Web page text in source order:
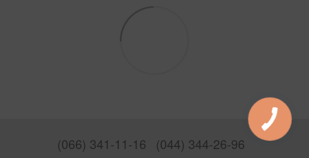
(066) 341-11-16 (044) 344-26-96